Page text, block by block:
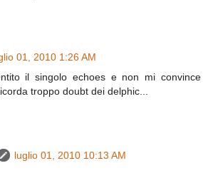
01, 2010 1:26 AM
il singolo echoes e non mi convince
troppo doubt dei delphic...
luglio 01, 2010 10:13 AM